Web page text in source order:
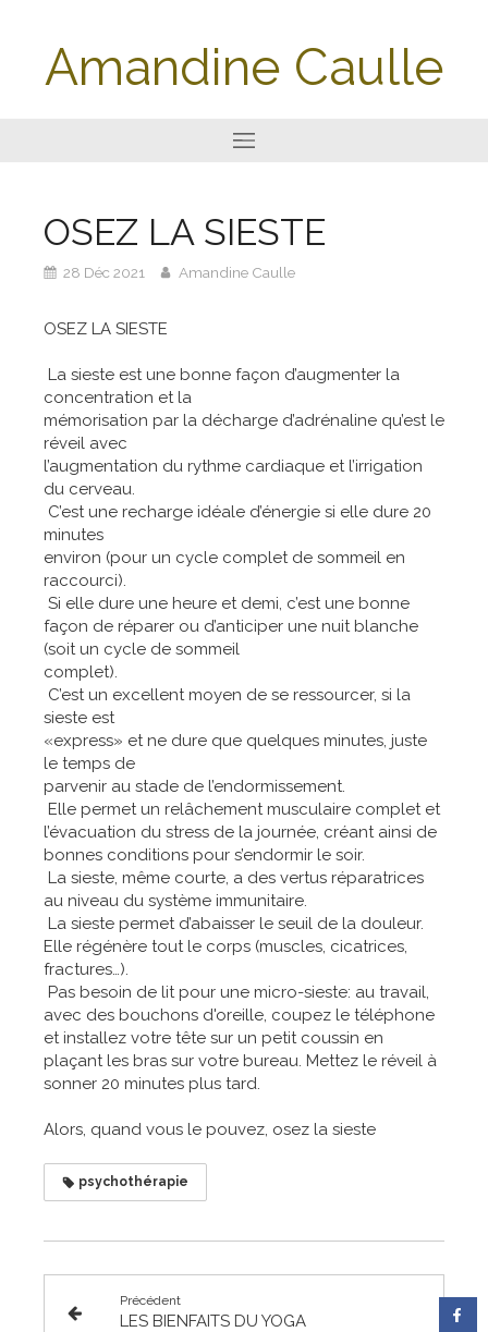
Amandine Caulle
OSEZ LA SIESTE
28 Déc 2021 Amandine Caulle
OSEZ LA SIESTE
La sieste est une bonne façon d’augmenter la
concentration et la
mémorisation par la décharge d’adrénaline qu’est le
réveil avec
l’augmentation du rythme cardiaque et l’irrigation
du cerveau.
C’est une recharge idéale d’énergie si elle dure 20
minutes
environ (pour un cycle complet de sommeil en
raccourci).
Si elle dure une heure et demi, c’est une bonne
façon de réparer ou d’anticiper une nuit blanche
(soit un cycle de sommeil
complet).
C’est un excellent moyen de se ressourcer, si la
sieste est
«express» et ne dure que quelques minutes, juste
le temps de
parvenir au stade de l’endormissement.
Elle permet un relâchement musculaire complet et
l’évacuation du stress de la journée, créant ainsi de
bonnes conditions pour s’endormir le soir.
La sieste, même courte, a des vertus réparatrices
au niveau du système immunitaire.
La sieste permet d’abaisser le seuil de la douleur.
Elle régénère tout le corps (muscles, cicatrices,
fractures…).
Pas besoin de lit pour une micro-sieste: au travail,
avec des bouchons d'oreille, coupez le téléphone
et installez votre tête sur un petit coussin en
plaçant les bras sur votre bureau. Mettez le réveil à
sonner 20 minutes plus tard.
Alors, quand vous le pouvez, osez la sieste
psychothérapie
Précédent
LES BIENFAITS DU YOGA